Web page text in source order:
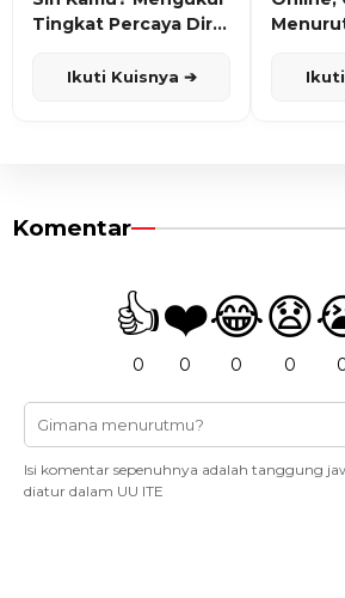
Tingkat Percaya Diri
Ikuti Kuisnya ➔
Komentar
👍
0
❤️
0
😂
0
😧
0
Isi komentar sepenuhnya adalah tanggung
diatur dalam UU ITE